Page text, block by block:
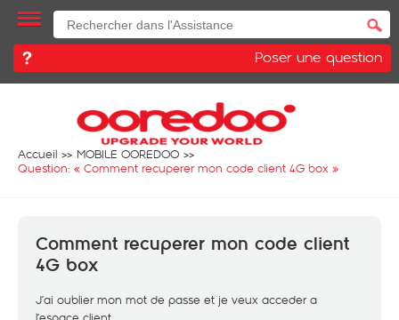
Poser une question
Accueil
MOBILE OOREDOO
Question: « Comment recuperer mon code client 4G box »
Comment recuperer mon code client
4G box
J’ai oublier mon mot de passe et je veux acceder a